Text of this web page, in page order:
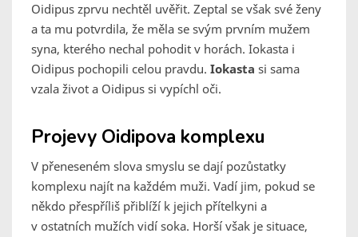
Oidipus zprvu nechtěl uvěřit. Zeptal se však své ženy
a ta mu potvrdila, že měla se svým prvním mužem
syna, kterého nechal pohodit v horách. Iokasta i
Oidipus pochopili celou pravdu. Iokasta si sama
vzala život a Oidipus si vypíchl oči.
Projevy Oidipova komplexu
V přeneseném slova smyslu se dají pozůstatky
komplexu najít na každém muži. Vadí jim, pokud se
někdo přespříliš přiblíží k jejich přítelkyni a
v ostatních mužích vidí soka. Horší však je situace,